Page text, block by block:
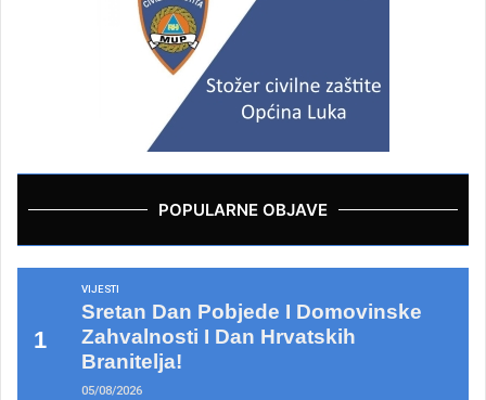
POPULARNE OBJAVE
VIJESTI
Sretan Dan Pobjede I Domovinske
Zahvalnosti I Dan Hrvatskih
Branitelja!
05/08/2026